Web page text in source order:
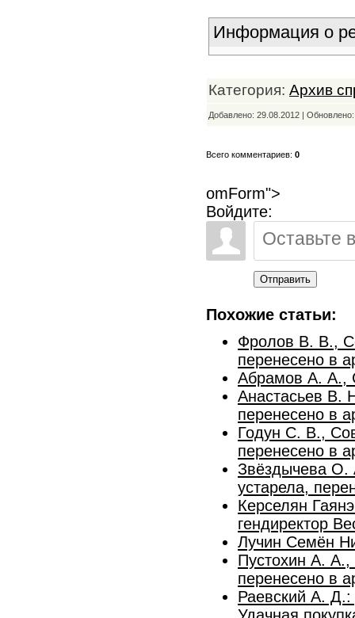
Информация о
Категория: Архив
Добавлено: 29.08.2012 |
Всего комментариев: 0
omForm">
Войдите:
Отправить
Похожие статьи:
Фролов В. В.,
перенесено в
Абрамов А. А.,
Анастасьев В.
перенесено в
Годун С. В.,
перенесено в
Звёздычева О.
устарела,
Керселян
гендиректор
Лучин Семён
Пустохин А.
перенесено в
Раевский А. Д.: